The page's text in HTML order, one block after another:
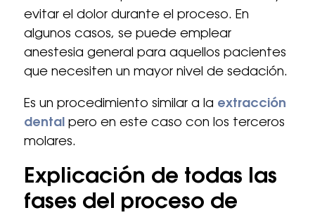
evitar el dolor durante el proceso. En
algunos casos, se puede emplear
anestesia general para aquellos pacientes
que necesiten un mayor nivel de sedación.
Es un procedimiento similar a la extracción
dentalpero en este caso con los terceros
molares.
Explicación de todas las
fases del proceso de